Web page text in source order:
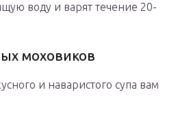
воду и варят течение 20-
моховиков
и наваристого супа вам